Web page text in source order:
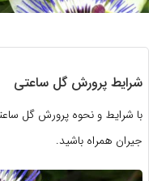
شرایط پرورش گل ساعتی
با شرایط و نحوه پرورش گل
جیران همراه باشید.